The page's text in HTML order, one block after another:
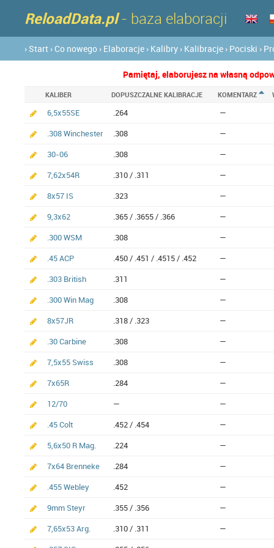
ReloadData.pl- baza elaboracji
› Start › Co nowego › Elaboracje › Kalibry › Kalibracje › Pociski ›
Pamiętaj, elaborujesz na własną
KALIBER DOPUSZCZALNE KALIBRACJE KOMENTARZ
6,5x55SE .264
—
.308 Winchester
.308
—
30-06
.308
—
7,62x54R
.310 / .311
—
8x57 IS
.323
—
9,3x62
.365 / .3655 / .366
—
.300 WSM
.308
—
.45 ACP
.450 / .451 / .4515 / .452
—
.303 British
.311
—
.300 Win Mag
.308
—
8x57JR
.318 / .323
—
.30 Carbine
.308
—
7,5x55 Swiss
.308
—
7x65R
.284
—
12/70
—
—
.45 Colt
.452 / .454
—
5,6x50 R Mag.
.224
—
7x64 Brenneke
.284
—
.455 Webley
.452
—
9mm Steyr
.355 / .356
—
7,65x53 Arg.
.310 / .311
—